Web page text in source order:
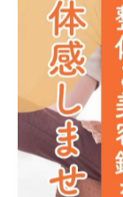
全身
（背
中・四
肢）
鍼灸は「症状
りの場合は首や
肢の経絡を中